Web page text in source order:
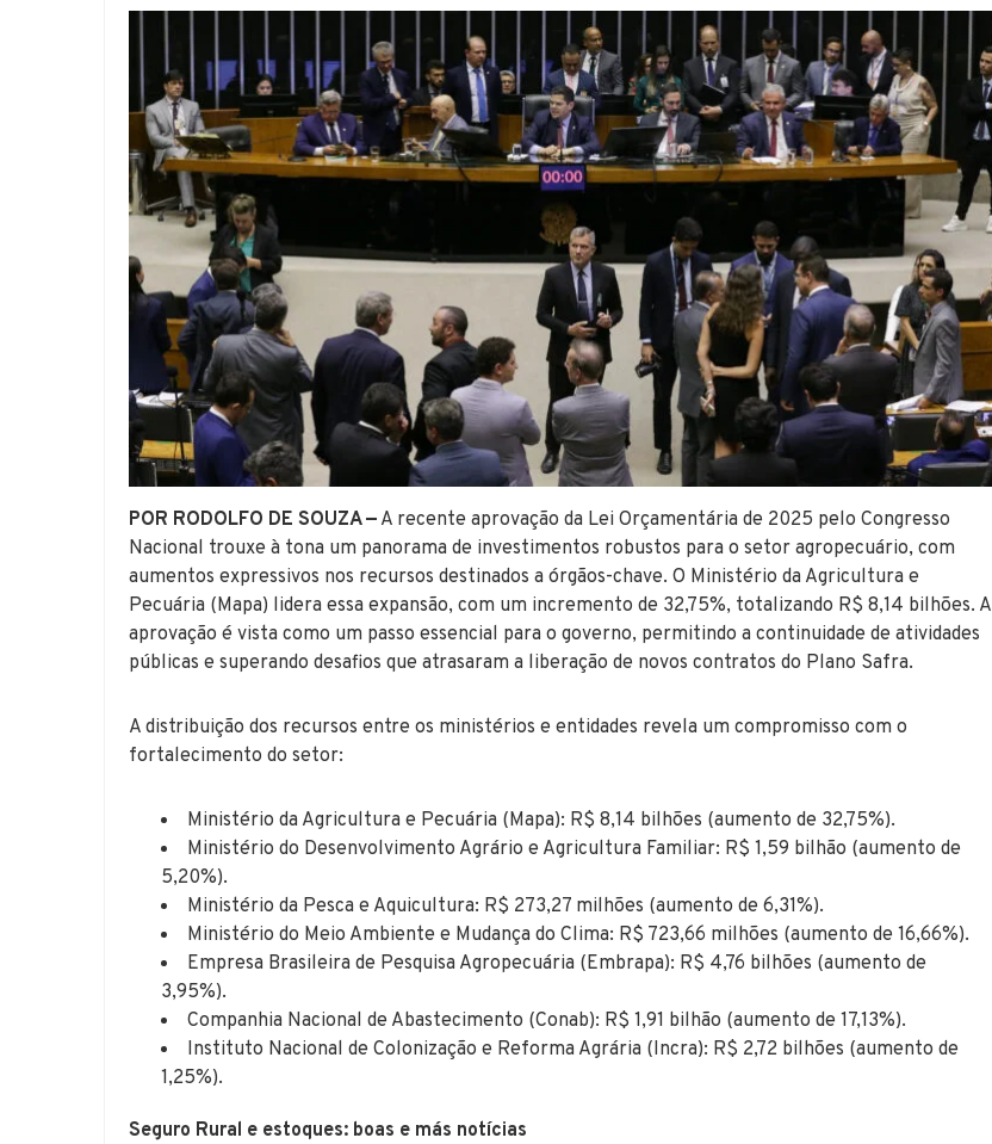
POR RODOLFO DE SOUZA — A recente aprovação da Lei Orçamentária de 2025 pelo Congresso
Nacional trouxe à tona um panorama de investimentos robustos para o setor agropecuário, com
aumentos expressivos nos recursos destinados a órgãos-chave. O Ministério da Agricultura e
Pecuária (Mapa) lidera essa expansão, com um incremento de 32,75%, totalizando R$ 8,14 bilhões. A
aprovação é vista como um passo essencial para o governo, permitindo a continuidade de atividades
públicas e superando desafios que atrasaram a liberação de novos contratos do Plano Safra.
A distribuição dos recursos entre os ministérios e entidades revela um compromisso com o
fortalecimento do setor:
Ministério da Agricultura e Pecuária (Mapa): R$ 8,14 bilhões (aumento de 32,75%).
Ministério do Desenvolvimento Agrário e Agricultura Familiar: R$ 1,59 bilhão (aumento de
5,20%).
Ministério da Pesca e Aquicultura: R$ 273,27 milhões (aumento de 6,31%).
Ministério do Meio Ambiente e Mudança do Clima: R$ 723,66 milhões (aumento de 16,66%).
Empresa Brasileira de Pesquisa Agropecuária (Embrapa): R$ 4,76 bilhões (aumento de
3,95%).
Companhia Nacional de Abastecimento (Conab): R$ 1,91 bilhão (aumento de 17,13%).
Instituto Nacional de Colonização e Reforma Agrária (Incra): R$ 2,72 bilhões (aumento de
1,25%).
Seguro Rural e estoques: boas e más notícias